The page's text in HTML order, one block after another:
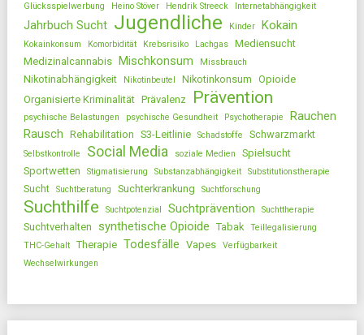
Glücksspielwerbung Heino Stöver Hendrik Streeck Internetabhängigkeit
Jahrbuch Sucht Jugendliche Kinder Kokain
Kokainkonsum Komorbidität Krebsrisiko Lachgas
Mediensucht
Medizinalcannabis Mischkonsum Missbrauch
Nikotinabhängigkeit Nikotinbeutel Nikotinkonsum Opioide
Organisierte Kriminalität Prävalenz Prävention
psychische Belastungen psychische Gesundheit Psychotherapie
Rauchen
Rausch Rehabilitation S3-Leitlinie Schadstoffe Schwarzmarkt
Selbstkontrolle Social Media soziale Medien
Spielsucht
Sportwetten
Stigmatisierung Substanzabhängigkeit Substitutionstherapie
Sucht Suchtberatung Suchterkrankung Suchtforschung
Suchthilfe Suchtpotenzial Suchtprävention Suchttherapie
Suchtverhalten synthetische Opioide Tabak
Teillegalisierung
THC-Gehalt
Therapie Todesfälle Vapes
Verfügbarkeit
Wechselwirkungen